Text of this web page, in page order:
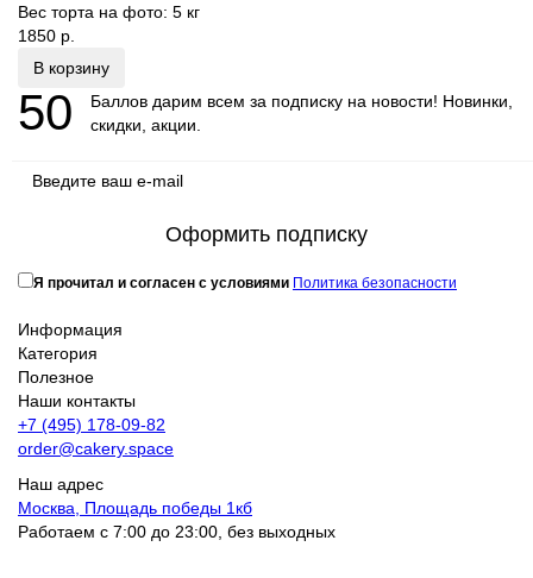
Вес торта на фото: 5 кг
1850 р.
В корзину
50
Баллов дарим всем за подписку на новости! Новинки,
скидки, акции.
Оформить подписку
Я прочитал и согласен с условиями Политика безопасности
Информация
Категория
Полезное
Наши контакты
+7 (495) 178-09-82
order@cakery.space
Наш адрес
Москва, Площадь победы 1кб
Работаем с 7:00 до 23:00, без выходных